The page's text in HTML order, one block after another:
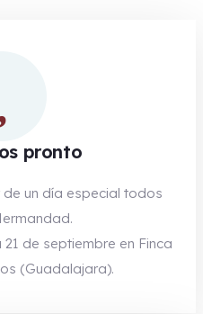
pronto
un día especial todos
de septiembre en Finca
(Guadalajara).